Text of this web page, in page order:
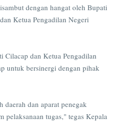
dengan hangat oleh Bupati
Ketua Pengadilan Negeri
Cilacap dan Ketua Pengadilan
untuk bersinergi dengan pihak
daerah dan aparat penegak
pelaksanaan tugas," tegas Kepala